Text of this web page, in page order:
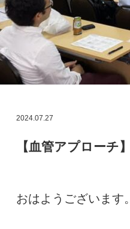
2024.07.27
【血管アプローチ
おはようございます。